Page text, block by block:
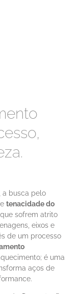
a busca pelo
tenacidade do
sofrem atrito
eixos e
de um processo
é uma
aços de